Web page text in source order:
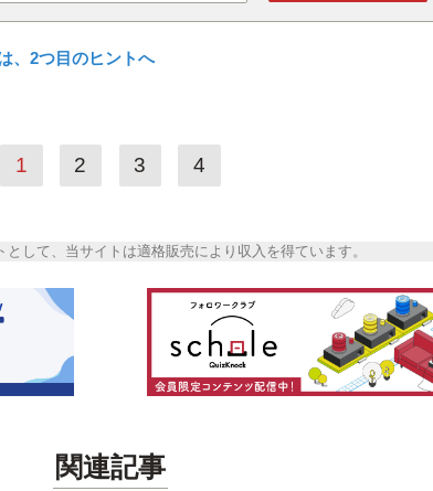
、2つ目のヒントへ
1 2 3 4
して、当サイトは適格販売により収入を得ています。
関連記事